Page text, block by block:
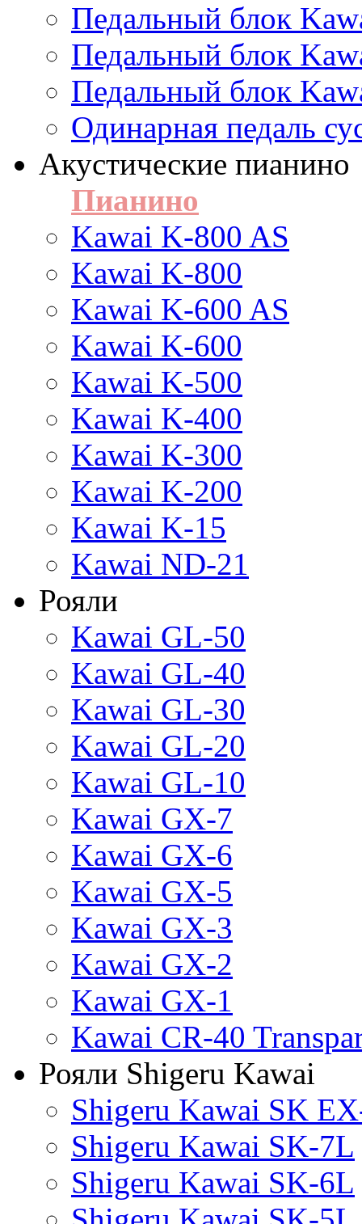
Педальный блок
Педальный блок
Педальный блок
Одинарная педаль
Акустические пианино
Пианино
Kawai K-800 AS
Kawai K-800
Kawai K-600 AS
Kawai K-600
Kawai K-500
Kawai K-400
Kawai K-300
Kawai K-200
Kawai K-15
Kawai ND-21
Рояли
Kawai GL-50
Kawai GL-40
Kawai GL-30
Kawai GL-20
Kawai GL-10
Kawai GX-7
Kawai GX-6
Kawai GX-5
Kawai GX-3
Kawai GX-2
Kawai GX-1
Kawai CR-40
Рояли Shigeru Kawai
Shigeru Kawai SK
Shigeru Kawai SK-7L
Shigeru Kawai SK-6L